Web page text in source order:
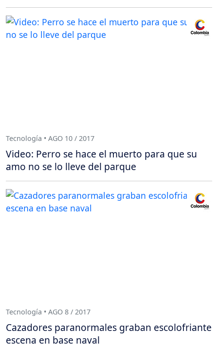
Tecnología • AGO 10 / 2017
Video: Perro se hace el muerto para que su
amo no se lo lleve del parque
Tecnología • AGO 8 / 2017
Cazadores paranormales graban escolofriante
escena en base naval